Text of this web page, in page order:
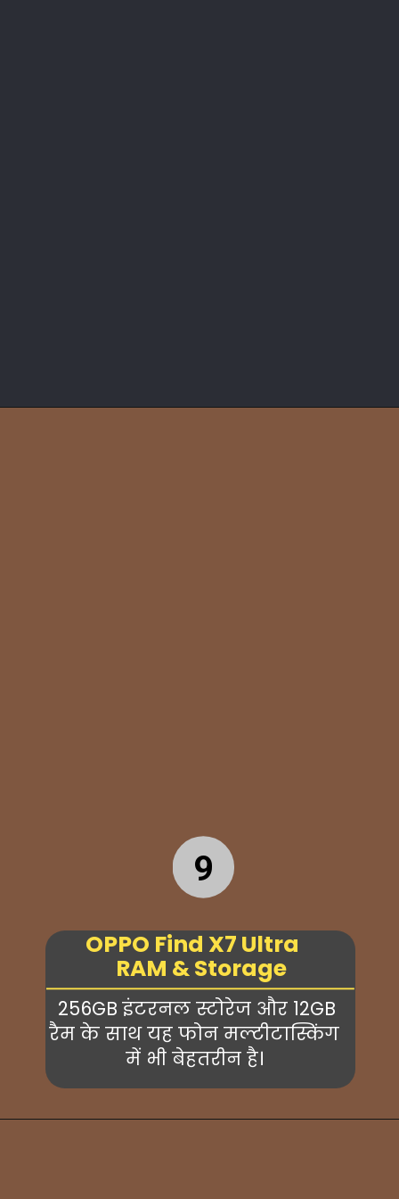
256GB इंटरनल स्टोरेज और 12GB
रैम के साथ यह फोन मल्टीटास्किंग
में भी बेहतरीन है।
OPPO Find X7 Ultra
RAM & Storage
9